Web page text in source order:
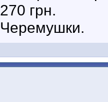
270 грн.
Черемушки.